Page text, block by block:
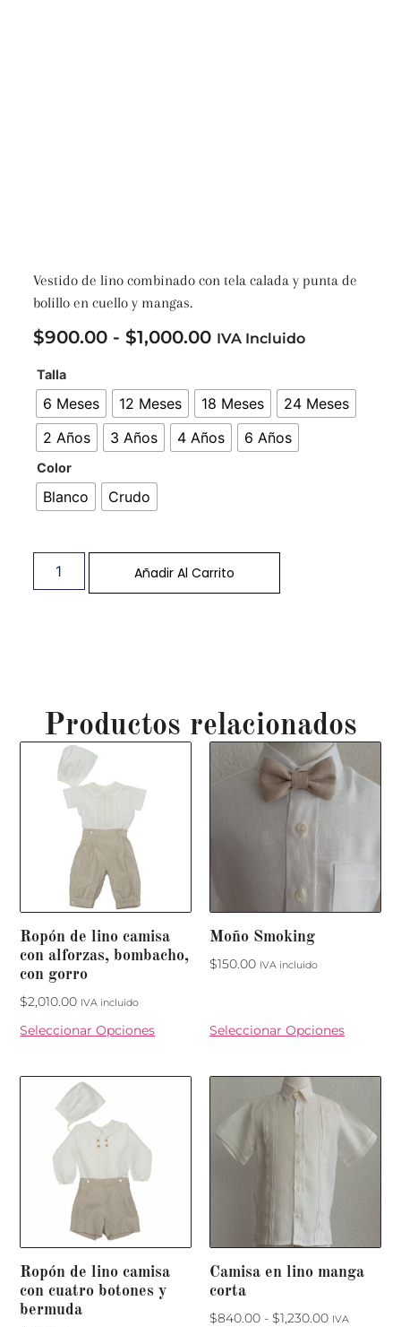
Vestido de lino combinado con tela calada y punta de
bolillo en cuello y mangas.
$900.00 - $1,000.00 IVA Incluido
Talla
6 Meses 12 Meses 18 Meses
24 Meses
2 Años
3 Años 4 Años 6 Años
Color
Blanco Crudo
Añadir Al Carrito
Productos relacionados
Ropón de lino camisa
con alforzas, bombacho,
con gorro
$2,010.00 IVA incluido
Seleccionar Opciones
Moño Smoking
$150.00 IVA incluido
Seleccionar Opciones
Ropón de lino camisa
con cuatro botones y
bermuda
Camisa en lino manga
corta
$840.00 - $1,230.00 IVA